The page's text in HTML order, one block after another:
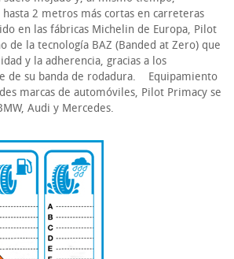
2 metros más cortas en carreteras
en las fábricas Michelin de Europa, Pilot
de la tecnología BAZ (Banded at Zero) que
y la adherencia, gracias a los
de su banda de rodadura. Equipamiento
marcas de automóviles, Pilot Primacy se
Audi y Mercedes.